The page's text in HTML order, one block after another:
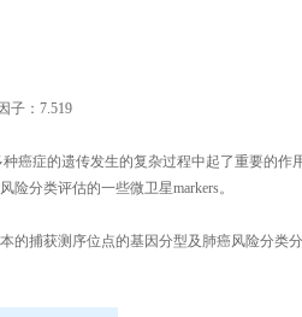
子： 7.519
癌症的遗传发生的复杂过程中起了重要的作用
险分类评估的一些微卫星markers。
的捕获测序位点的基因分型及肺癌风险分类